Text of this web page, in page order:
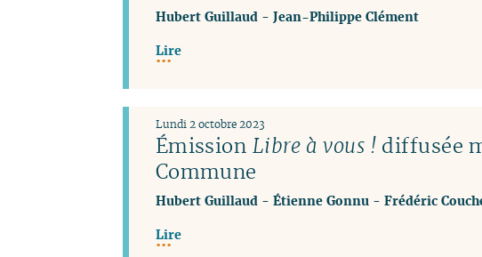
Hubert Guillaud- Jean-Philippe Clément
Lire
Émission Libre à vous !diffusée
Commune
Lundi 2 octobre 2023
Hubert Guillaud- Étienne Gonnu- Frédéric
Lire